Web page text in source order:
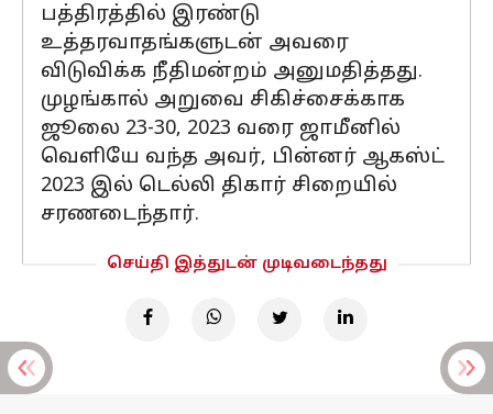
பத்திரத்தில் இரண்டு
உத்தரவாதங்களுடன் அவரை
விடுவிக்க நீதிமன்றம் அனுமதித்தது.
முழங்கால் அறுவை சிகிச்சைக்காக
ஜூலை 23-30, 2023 வரை ஜாமீனில்
வெளியே வந்த அவர், பின்னர் ஆகஸ்ட்
2023 இல் டெல்லி திகார் சிறையில்
சரணடைந்தார்.
செய்தி இத்துடன் முடிவடைந்தது